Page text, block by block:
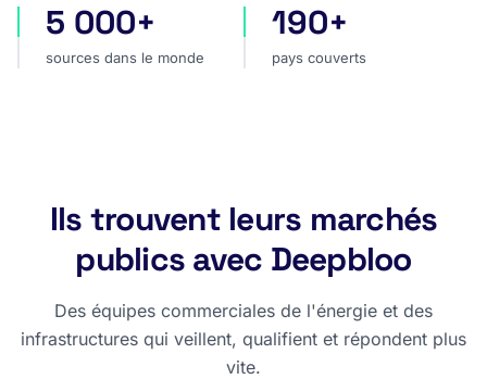
sources dans le monde
5 000+
sources dans le monde
pays couverts
190+
pays couverts
Ils trouvent leurs marchés
publics avec Deepbloo
Des équipes commerciales de l'énergie et des
infrastructures qui veillent, qualifient et répondent plus
vite.